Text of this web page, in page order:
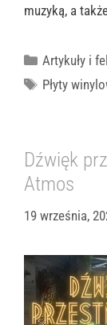
muzyką, a
Kategorie
Artykuły i
Tagi
Płyty
Dźwięk
Atmos
19 września,